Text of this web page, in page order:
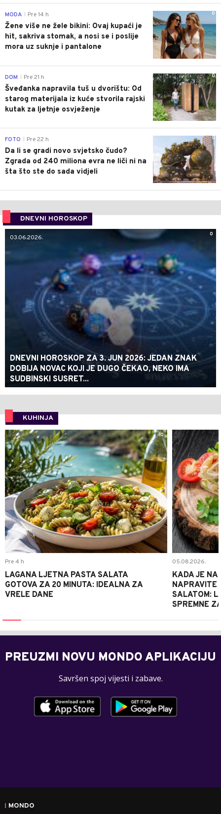
0
MODA Pre 14 h
Žene više ne žele bikini: Ovaj kupaći je
hit, sakriva stomak, a nosi se i poslije
mora uz suknje i pantalone
0
DOM Pre 21 h
Šveđanka napravila tuš u dvorištu: Od
starog materijala iz kuće stvorila rajski
kutak za ljetnje osvježenje
0
FOTO Pre 22 h
Da li se gradi novo svjetsko čudo?
Zgrada od 240 miliona evra ne liči ni na
šta što ste do sada vidjeli
DNEVNI HOROSKOP
0
03.06.2026.
DNEVNI HOROSKOP ZA 3. JUN 2026: JEDAN ZNAK
DOBIJA NOVAC KOJI JE DUGO ČEKAO, NEKO IMA
SUDBINSKI SUSRET...
KUHINJA
0
Pre 4 h
LAGANA LJETNA PASTA SALATA
GOTOVA ZA 20 MINUTA: IDEALNA ZA
VRELE DANE
05.08.2026.
KADA JE
NAPRAVITE
SALATOM:
SPREMNE
PREUZMI NOVU MONDO APLIKACIJU
Savršen spoj vijesti i zabave.
MONDO